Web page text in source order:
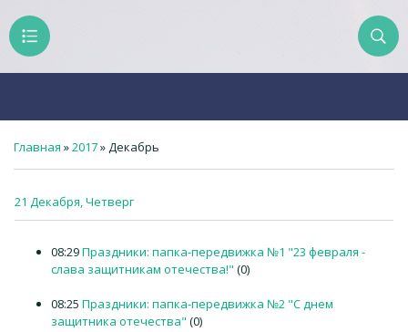
Главная »2017»Декабрь
21 Декабря, Четверг
08:29Праздники: папка-передвижка №1 "23 февраля -
слава защитникам отечества!" (0)
08:25 Праздники: папка-передвижка №2 "С днем
защитника отечества" (0)